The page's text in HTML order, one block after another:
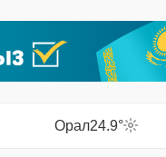
Орал24.9°